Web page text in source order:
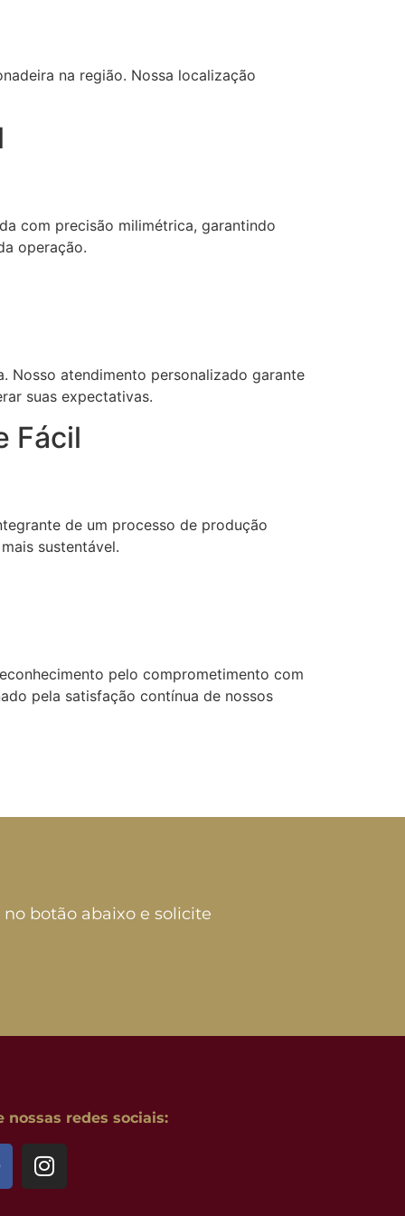
na região. Nossa localização
com precisão milimétrica, garantindo
operação.
Nosso atendimento personalizado garante
suas expectativas.
Fácil
de um processo de produção
sustentável.
pelo comprometimento com
pela satisfação contínua de nossos
botão abaixo e solicite
nossas redes sociais: